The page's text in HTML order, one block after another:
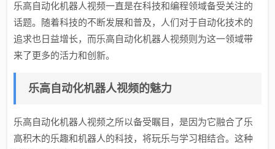
乐高自动化机器人视频一直是在科技和编程领域备受关注的
话题。随着科技的不断发展和普及，人们对于自动化技术的
追求也日益增长，而乐高自动化机器人视频则为这一领域带
来了更多的活力和创新。
乐高自动化机器人视频的魅力
乐高自动化机器人视频之所以备受瞩目，是因为它融合了乐
高积木的乐趣和机器人的科技，将玩乐与学习相结合。这种